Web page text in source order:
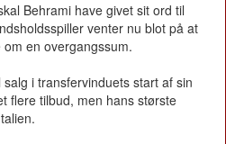
Behrami have givet sit ord til
venter nu blot på at
en overgangssum.
salg i transfervinduets start af sin
flere tilbud, men hans største